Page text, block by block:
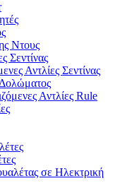
Ντους
Σεντίνας
Αντλίες Σεντίνας
Αντλίες Rule
σε Ηλεκτρική